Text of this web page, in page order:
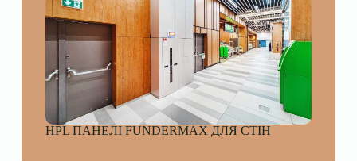
HPL ПАНЕЛІ FUNDERMAX ДЛЯ СТІН